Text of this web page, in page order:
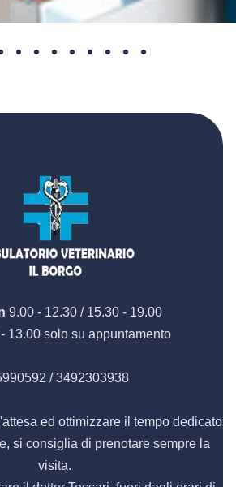
9.00 - 12.30 / 15.30 - 19.00
13.00 solo su appuntamento
/ 3492303938
ed ottimizzare il tempo dedicato
si consiglia di prenotare sempre la
visita.